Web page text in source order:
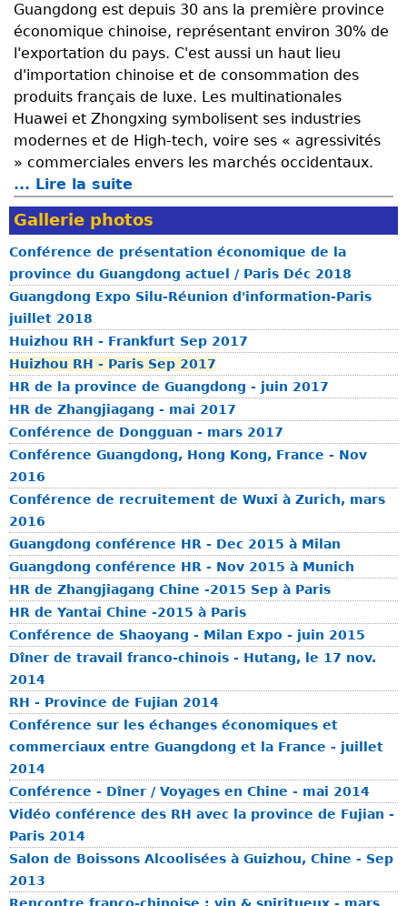
n
i
c
i
p
a
l
i
t
é
d
e
H
e
u
a
n
d
u
G
a
g
d
o
n
g
n
d
u
p
e
i
n
t
r
e
c
h
i
n
i
s
L
I
A
N
P
i
h
a
o
Guangdong est depuis 30 ans la première province
économique chinoise, représentant environ 30% de
l'exportation du pays. C'est aussi un haut lieu
d'importation chinoise et de consommation des
produits français de luxe. Les multinationales
Huawei et Zhongxing symbolisent ses industries
modernes et de High-tech, voire ses « agressivités
» commerciales envers les marchés occidentaux.
... Lire la suite
e
P
r
é
s
n
t
a
t
i
o
é
o
n
o
m
i
q
u
e
d
e
l
p
r
v
Gallerie photos
Conférence de présentation économique de la
province du Guangdong actuel / Paris Déc 2018
Guangdong Expo Silu-Réunion d'information-Paris
juillet 2018
Huizhou RH - Frankfurt Sep 2017
Huizhou RH - Paris Sep 2017
HR de la province de Guangdong - juin 2017
HR de Zhangjiagang - mai 2017
Conférence de Dongguan - mars 2017
Conférence Guangdong, Hong Kong, France - Nov
2016
Conférence de recruitement de Wuxi à Zurich, mars
2016
Guangdong conférence HR - Dec 2015 à Milan
Guangdong conférence HR - Nov 2015 à Munich
HR de Zhangjiagang Chine -2015 Sep à Paris
HR de Yantai Chine -2015 à Paris
Conférence de Shaoyang - Milan Expo - juin 2015
Dîner de travail franco-chinois - Hutang, le 17 nov.
2014
RH - Province de Fujian 2014
Conférence sur les échanges économiques et
commerciaux entre Guangdong et la France - juillet
2014
Conférence - Dîner / Voyages en Chine - mai 2014
Vidéo conférence des RH avec la province de Fujian -
Paris 2014
Salon de Boissons Alcoolisées à Guizhou, Chine - Sep
2013